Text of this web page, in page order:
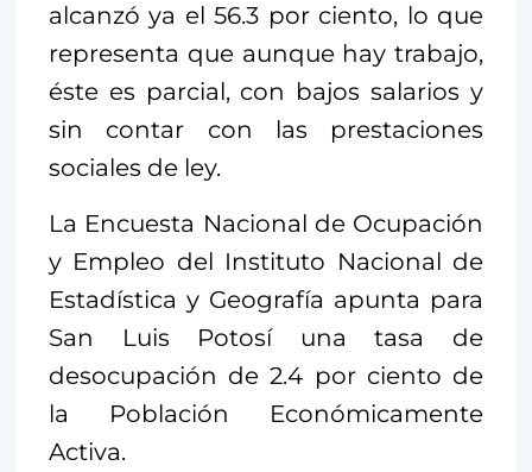
alcanzó ya el 56.3 por ciento, lo que
representa que aunque hay trabajo,
éste es parcial, con bajos salarios y
sin contar con las prestaciones
sociales de ley.
La Encuesta Nacional de Ocupación
y Empleo del Instituto Nacional de
Estadística y Geografía apunta para
San Luis Potosí una tasa de
desocupación de 2.4 por ciento de
la Población Económicamente
Activa.